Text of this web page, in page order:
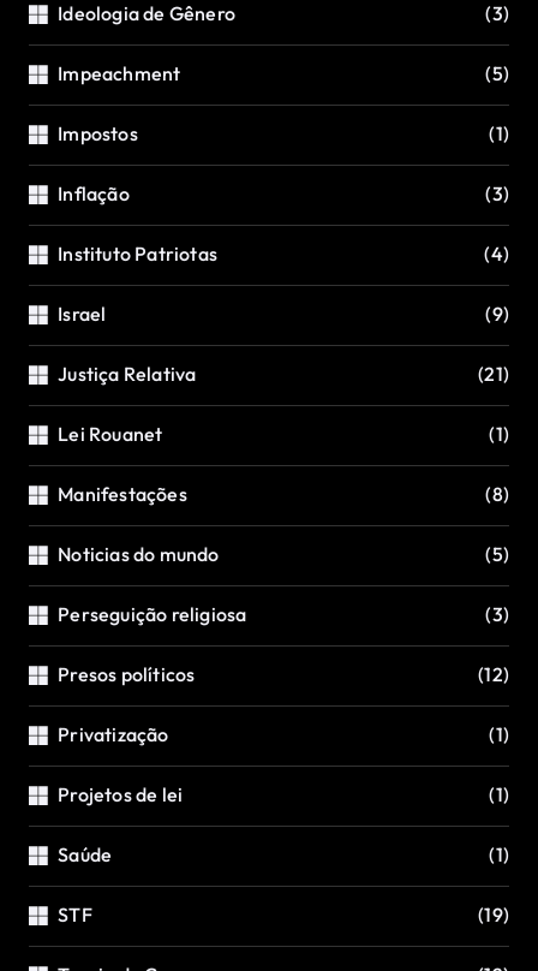
Ideologia de Gênero (3)
Impeachment (5)
Impostos (1)
Inflação (3)
Instituto Patriotas (4)
Israel (9)
Justiça Relativa (21)
Lei Rouanet (1)
Manifestações (8)
Noticias do mundo (5)
Perseguição religiosa (3)
Presos políticos (12)
Privatização (1)
Projetos de lei (1)
Saúde (1)
STF (19)